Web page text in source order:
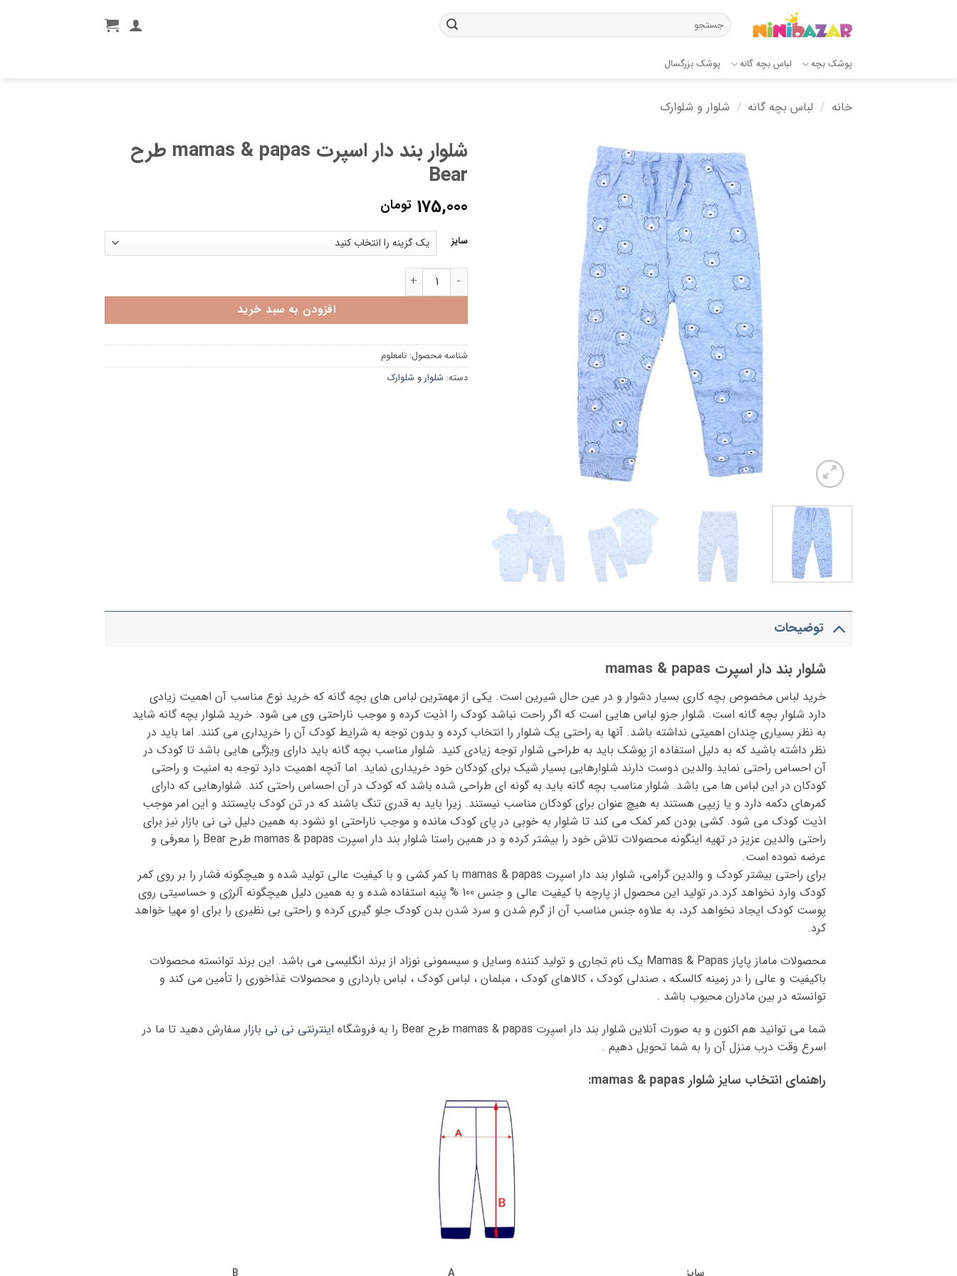
جستجو
برای:
پوشک بچه لباس بچه گانه پوشک بزرگسال
خانه / لباس بچه گانه / شلوار و شلوارک
شلوار بند دار اسپرت mamas & papas طرح
Bear
175,000 تومان
سایز
شلوار بند دار اسپرت mamas & papas طرح Bear عدد
افزودن به سبد خرید
شناسه محصول: نامعلوم
دسته: شلوار و شلوارک
توضیحات
شلوار بند دار اسپرت mamas & papas
خرید لباس مخصوص بچه کاری بسیار دشوار و در عین حال شیرین است. یکی از مهمترین لباس های بچه گانه که خرید نوع مناسب آن اهمیت زیادی
دارد شلوار بچه گانه است. شلوار جزو لباس هایی است که اگر راحت نباشد کودک را اذیت کرده و موجب ناراحتی وی می شود. خرید شلوار بچه گانه شاید
به نظر بسیاری چندان اهمیتی نداشته باشد. آنها به راحتی یک شلوار را انتخاب کرده و بدون توجه به شرایط کودک آن را خریداری می کنند. اما باید در
نظر داشته باشید که به دلیل استفاده از پوشک باید به طراحی شلوار توجه زیادی کنید. شلوار مناسب بچه گانه باید دارای ویژگی‌ هایی باشد تا کودک در
آن احساس راحتی نماید.والدین دوست دارند شلوارهایی بسیار شیک برای کودکان خود خریداری نماید. اما آنچه اهمیت دارد توجه به امنیت و راحتی
کودکان در این لباس ها می باشد. شلوار مناسب بچه گانه باید به گونه ای طراحی شده باشد که کودک در آن احساس راحتی کند. شلوارهایی که دارای
کمرهای دکمه دارد و یا زیپی هستند به هیچ عنوان برای کودکان مناسب نیستند. زیرا باید به قدری تنگ باشند که در تن کودک بایستند و این امر موجب
اذیت کودک می شود. کشی بودن کمر کمک می کند تا شلوار به خوبی در پای کودک مانده و موجب ناراحتی او نشود.به همین دلیل نی نی بازار نیز برای
راحتی والدین عزیز در تهیه اینگونه محصولات تلاش خود را بیشتر کرده و در همین راستا شلوار بند دار اسپرت mamas & papas طرح Bear را معرفی و
عرضه نموده است.
برای راحتی بیشتر کودک و والدین گرامی، شلوار بند دار اسپرت mamas & papas با کمر کشی و با کیفیت عالی تولید شده و هیچگونه فشار را بر روی کمر
کودک وارد نخواهد کرد.در تولید این محصول از پارچه با کیفیت عالی و جنس 100 % پنبه استفاده شده و به همین دلیل هیچگونه آلرژی و حساسیتی روی
پوست کودک ایجاد نخواهد کرد، به علاوه جنس مناسب آن از گرم شدن و سرد شدن بدن کودک جلو گیری کرده و راحتی بی نظیری را برای او مهیا خواهد
کرد.
محصولات ماماز پاپاز Mamas & Papas یک نام تجاری و تولید کننده وسایل و سیسمونی نوزاد از برند انگلیسی می باشد. این برند توانسته محصولات
باکیفیت و عالی را در زمینه کالسکه ، صندلی کودک ، کالاهای کودک ، مبلمان ، لباس کودک ، لباس بارداری و محصولات غذاخوری را تأمین می کند و
توانسته در بین مادران محبوب باشد .
شما می توانید هم اکنون و به صورت آنلاین شلوار بند دار اسپرت mamas & papas طرح Bear را به فروشگاه
اینترنتی نی نی بازار سفارش دهید تا ما در
اسرع وقت درب منزل آن را به شما تحویل دهیم .
راهنمای انتخاب سایز شلوار mamas & papas: